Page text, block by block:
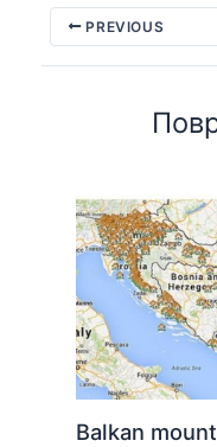
PREVIOUS
Balkan